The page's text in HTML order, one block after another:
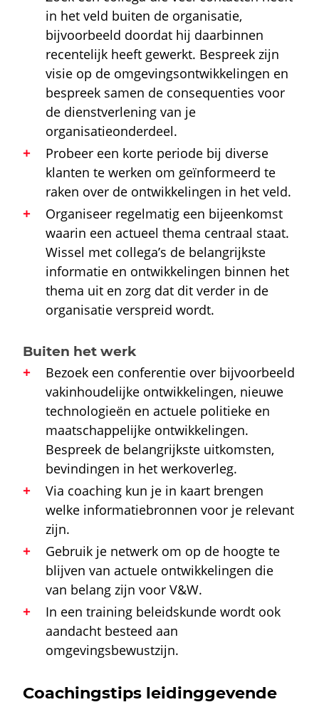
in het veld buiten de organisatie,
bijvoorbeeld doordat hij daarbinnen
recentelijk heeft gewerkt. Bespreek zijn
visie op de omgevingsontwikkelingen en
bespreek samen de consequenties voor
de dienstverlening van je
organisatieonderdeel.
Probeer een korte periode bij diverse
klanten te werken om geïnformeerd te
raken over de ontwikkelingen in het veld.
Organiseer regelmatig een bijeenkomst
waarin een actueel thema centraal staat.
Wissel met collega’s de belangrijkste
informatie en ontwikkelingen binnen het
thema uit en zorg dat dit verder in de
organisatie verspreid wordt.
Buiten het werk
Bezoek een conferentie over bijvoorbeeld
vakinhoudelijke ontwikkelingen, nieuwe
technologieën en actuele politieke en
maatschappelijke ontwikkelingen.
Bespreek de belangrijkste uitkomsten,
bevindingen in het werkoverleg.
Via coaching kun je in kaart brengen
welke informatiebronnen voor je relevant
zijn.
Gebruik je netwerk om op de hoogte te
blijven van actuele ontwikkelingen die
van belang zijn voor V&W.
In een training beleidskunde wordt ook
aandacht besteed aan
omgevingsbewustzijn.
Coachingstips leidinggevende